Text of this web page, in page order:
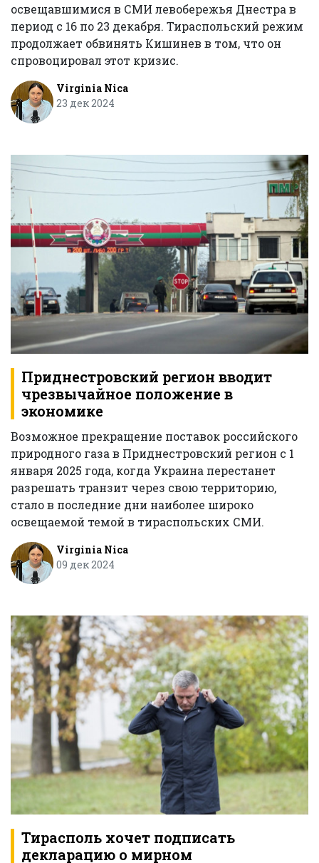
освещавшимися в СМИ левобережья Днестра в
период с 16 по 23 декабря. Тираспольский режим
продолжает обвинять Кишинев в том, что он
спровоцировал этот кризис.
Virginia Nica
23 дек 2024
Приднестровский регион вводит
чрезвычайное положение в
экономике
Возможное прекращение поставок российского
природного газа в Приднестровский регион с 1
января 2025 года, когда Украина перестанет
разрешать транзит через свою территорию,
стало в последние дни наиболее широко
освещаемой темой в тираспольских СМИ.
Virginia Nica
09 дек 2024
Тирасполь хочет подписать
декларацию о мирном